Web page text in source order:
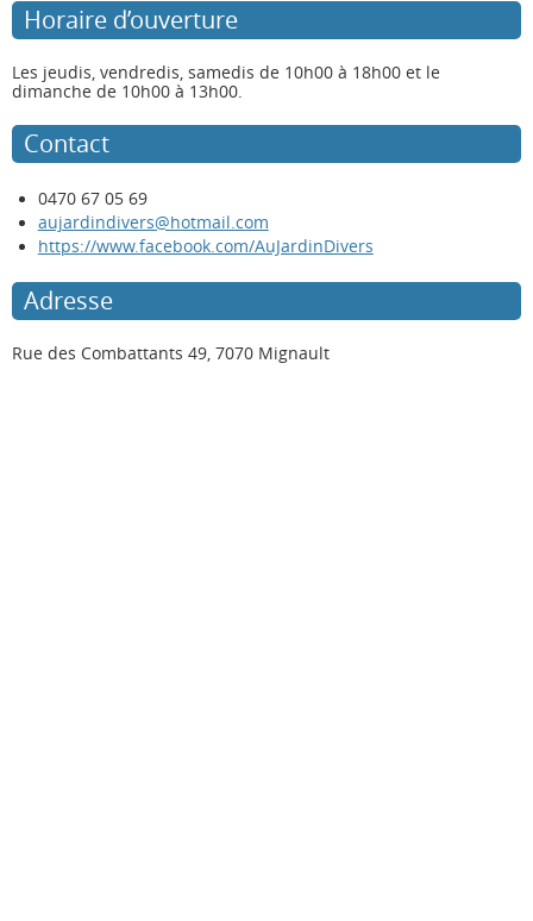
Horaire d’ouverture
Les jeudis, vendredis, samedis de 10h00 à 18h00 et le
dimanche de 10h00 à 13h00.
Contact
0470 67 05 69
aujardindivers@hotmail.com
https://www.facebook.com/AuJardinDivers
Adresse
Rue des Combattants 49, 7070 Mignault